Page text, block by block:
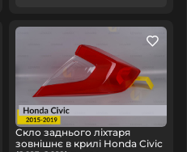
Скло заднього ліхтаря
зовнішнє в крилі Honda Civic